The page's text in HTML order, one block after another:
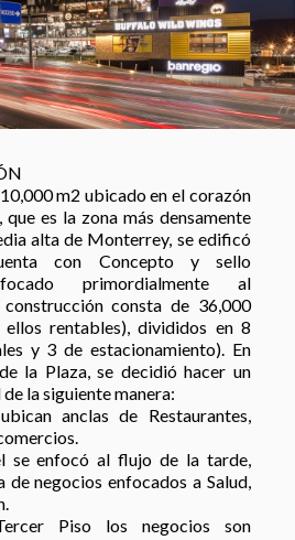
m2 ubicado en el corazón
es la zona más densamente
alta de Monterrey, se edificó
con Concepto y sello
primordialmente al
consta de 36,000
rentables), divididos en 8
y 3 de estacionamiento). En
la Plaza, se decidió hacer un
la siguiente manera:
anclas de Restaurantes,
se enfocó al flujo de la tarde,
de negocios enfocados a Salud,
Piso los negocios son